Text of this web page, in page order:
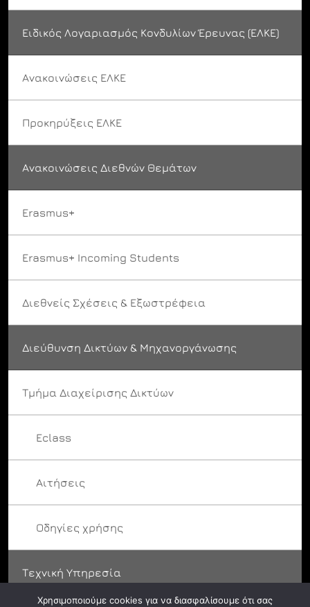
Ειδικός Λογαριασμός Κονδυλίων Έρευνας (ΕΛΚΕ)
Ανακοινώσεις ΕΛΚΕ
Προκηρύξεις ΕΛΚΕ
Ανακοινώσεις Διεθνών Θεμάτων
Erasmus+
Erasmus+ Incoming Students
Διεθνείς Σχέσεις & Εξωστρέφεια
Διεύθυνση Δικτύων & Μηχανοργάνωσης
Τμήμα Διαχείρισης Δικτύων
Eclass
Αιτήσεις
Οδηγίες χρήσης
Τεχνική Υπηρεσία
Χρησιμοποιούμε cookies για να διασφαλίσουμε ότι σας